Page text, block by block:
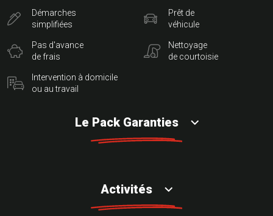
Démarches
simplifiées
Pas d'avance
de frais
Intervention à domicile
ou au travail
Prêt de
véhicule
Nettoyage
de courtoisie
Le Pack Garanties
Activités